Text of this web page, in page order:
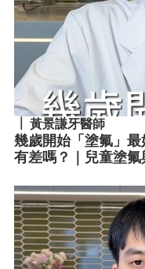
黃景謙牙醫師
幾歲開始「塗氟」
有差嗎？｜兒童塗